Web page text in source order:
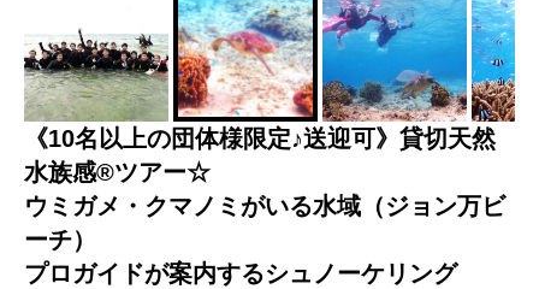
《10名以上の団体様限定♪送迎可》貸切天然
水族感®ツアー☆
ウミガメ・クマノミがいる水域（ジョン万ビ
ーチ）
プロガイドが案内するシュノーケリング